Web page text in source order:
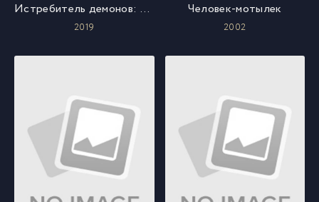
Истребитель демонов: Узы брата и сестры
2019
Человек-мотылек
2002